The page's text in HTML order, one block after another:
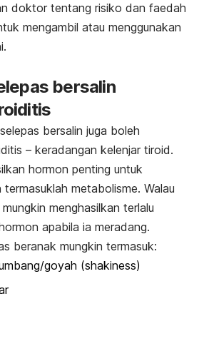
doktor tentang risiko dan faedah
mengambil atau menggunakan
bersalin
bersalin juga boleh
– keradangan kelenjar tiroid.
hormon penting untuk
metabolisme. Walau
menghasilkan terlalu
apabila ia meradang.
beranak mungkin termasuk:
goyah (shakiness)